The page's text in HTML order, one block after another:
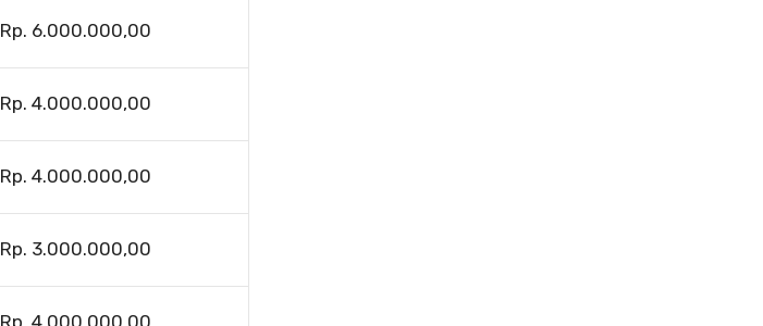
Rp. 6.000.000,00
Rp. 4.000.000,00
Rp. 4.000.000,00
Rp. 3.000.000,00